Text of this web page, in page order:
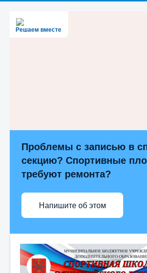
Решаем вместе
Проблемы с записью в
секцию? Спортивные
требуют ремонта?
Напишите об этом